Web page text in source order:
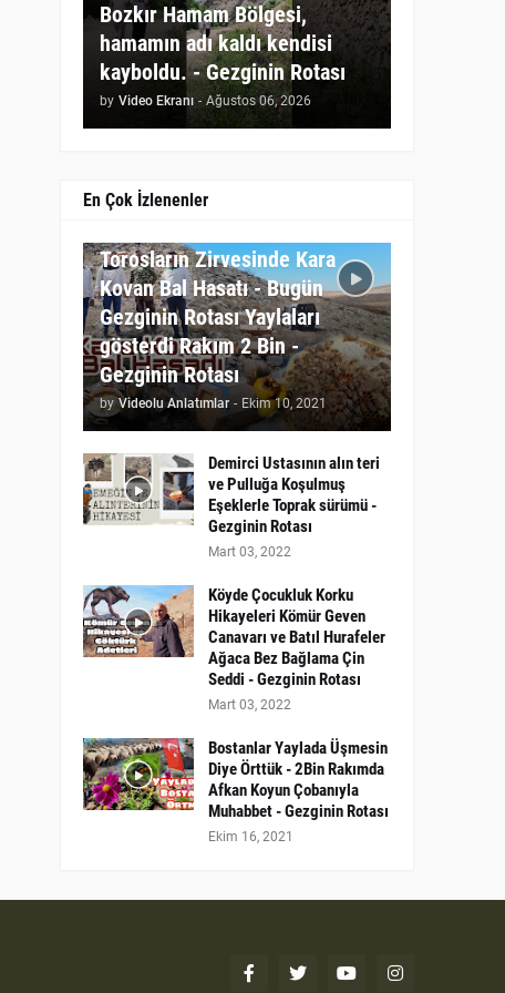
Bozkır Hamam Bölgesi,
hamamın adı kaldı kendisi
kayboldu. - Gezginin Rotası
by Video Ekranı - Ağustos 06, 2026
En Çok İzlenenler
Torosların Zirvesinde Kara
Kovan Bal Hasatı - Bugün
Gezginin Rotası Yaylaları
gösterdi Rakım 2 Bin -
Gezginin Rotası
by Videolu Anlatımlar - Ekim 10, 2021
Demirci Ustasının alın teri
ve Pulluğa Koşulmuş
Eşeklerle Toprak sürümü -
Gezginin Rotası
Mart 03, 2022
Köyde Çocukluk Korku
Hikayeleri Kömür Geven
Canavarı ve Batıl Hurafeler
Ağaca Bez Bağlama Çin
Seddi - Gezginin Rotası
Mart 03, 2022
Bostanlar Yaylada Üşmesin
Diye Örttük - 2Bin Rakımda
Afkan Koyun Çobanıyla
Muhabbet - Gezginin Rotası
Ekim 16, 2021